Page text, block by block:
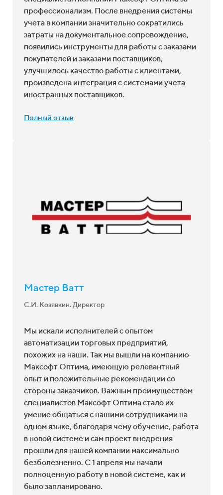
проанализировали бизнес-процессы компании
и предложили решить задачу комплексно. Так
как время на выполнение проекта было
ограничено межсезонным интервалом, сначала
были внедрены наиболее важные функции.
Выражаем благодарность Максофт Оптима за
профессиональный подход и гибкость в
принятии решений.
Мебельная компания ЛЕРОМ
Отмечаем высокие профессиональные
качества специалистов, отвечающие за
плодотворное сотрудничество. C Максофт
Оптима мы автоматизировали склад, логистику,
оформление заказов, расчет себестоимости,
ценообразование, планирование продаж и
Максофт Оптима за высокий уровень услуг по
внедрению программы 1С:ERP Управление
предприятием 2.0.
Полный отзыв